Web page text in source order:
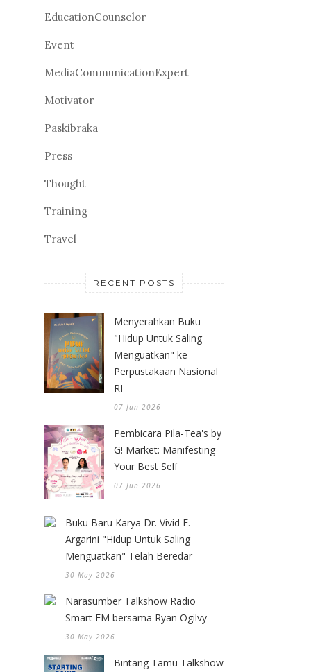
EducationCounselor
Event
MediaCommunicationExpert
Motivator
Paskibraka
Press
Thought
Training
Travel
RECENT POSTS
Menyerahkan Buku
"Hidup Untuk Saling
Menguatkan" ke
Perpustakaan Nasional
RI
07 Jun 2026
Pembicara Pila-Tea's by
G! Market: Manifesting
Your Best Self
07 Jun 2026
Buku Baru Karya Dr. Vivid F.
Argarini "Hidup Untuk Saling
Menguatkan" Telah Beredar
30 May 2026
Narasumber Talkshow Radio
Smart FM bersama Ryan Ogilvy
30 May 2026
Bintang Tamu Talkshow